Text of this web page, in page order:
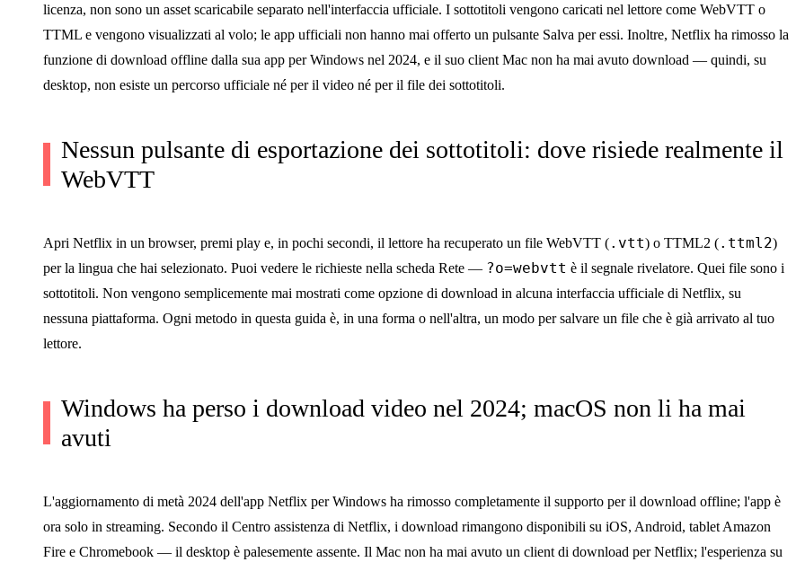
licenza, non sono un asset scaricabile separato nell'interfaccia ufficiale. I sottotitoli vengono caricati nel lettore come WebVTT o
TTML e vengono visualizzati al volo; le app ufficiali non hanno mai offerto un pulsante Salva per essi. Inoltre, Netflix ha rimosso la
funzione di download offline dalla sua app per Windows nel 2024, e il suo client Mac non ha mai avuto download — quindi, su
desktop, non esiste un percorso ufficiale né per il video né per il file dei sottotitoli.
Nessun pulsante di esportazione dei sottotitoli: dove risiede realmente il
WebVTT
Apri Netflix in un browser, premi play e, in pochi secondi, il lettore ha recuperato un file WebVTT (.vtt) o TTML2 (.ttml2)
per la lingua che hai selezionato. Puoi vedere le richieste nella scheda Rete — ?o=webvtt è il segnale rivelatore. Quei file sono i
sottotitoli. Non vengono semplicemente mai mostrati come opzione di download in alcuna interfaccia ufficiale di Netflix, su
nessuna piattaforma. Ogni metodo in questa guida è, in una forma o nell'altra, un modo per salvare un file che è già arrivato al tuo
lettore.
Windows ha perso i download video nel 2024; macOS non li ha mai
avuti
L'aggiornamento di metà 2024 dell'app Netflix per Windows ha rimosso completamente il supporto per il download offline; l'app è
ora solo in streaming. Secondo il Centro assistenza di Netflix, i download rimangono disponibili su iOS, Android, tablet Amazon
Fire e Chromebook — il desktop è palesemente assente. Il Mac non ha mai avuto un client di download per Netflix; l'esperienza su